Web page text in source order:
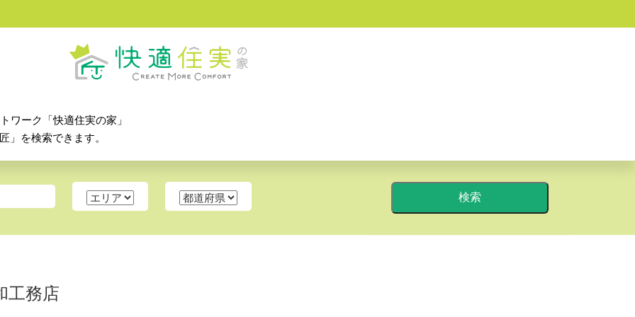
ワーク「快適住実の家」
」を検索できます。
工務店